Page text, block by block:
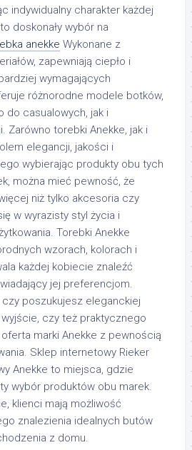
indywidualny charakter każdej
doskonały wybór na
anekke Wykonane z
zapewniają ciepło i
wymagających
różnorodne modele botków,
do casualowych, jak i
Zarówno torebki Anekke, jak i
elegancji, jakości i
wybierając produkty obu tych
można mieć pewność, że
niż tylko akcesoria czy
w wyrazisty styl życia i
Torebki Anekke
wzorach, kolorach i
każdej kobiecie znaleźć
jej preferencjom.
poszukujesz eleganckiej
czy też praktycznego
marki Anekke z pewnością
Sklep internetowy Rieker
Anekke to miejsca, gdzie
wybór produktów obu marek.
klienci mają możliwość
znalezienia idealnych butów
z domu.